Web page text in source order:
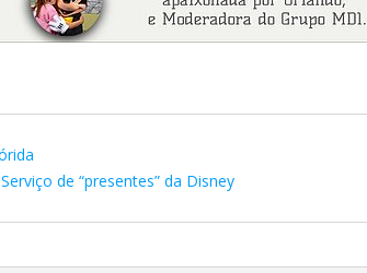
de “presentes” da Disney